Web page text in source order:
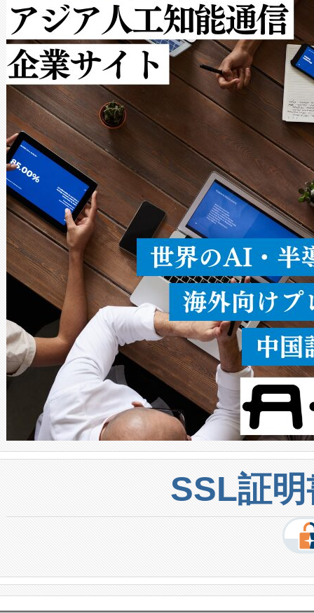
ットだけで最大1キロメート
ルの変電所周囲を監視でき、
作業と点群処理を簡素化でき
Avia 2は、2種類のFOVオプシ
× 80°のノーマルモード、長
ードを切り替えて使用するこ
ることなく、単一のデバイス
うにします。遠距離まで届く
密度なスキャ […]
SSL証